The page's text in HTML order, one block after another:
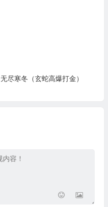
无尽寒冬（玄蛇高爆打金）